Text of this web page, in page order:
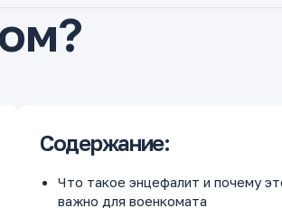
Содержание:
Что такое энцефалит и почему
важно для военкомата